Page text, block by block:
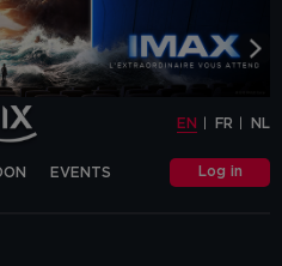
EN FR NL
EVENTS Log in
SETTINGS
NL
uses cookies and similar tags
(hereinafter "cookies") to
best possible service.
the distinction between
called functional cookies), but